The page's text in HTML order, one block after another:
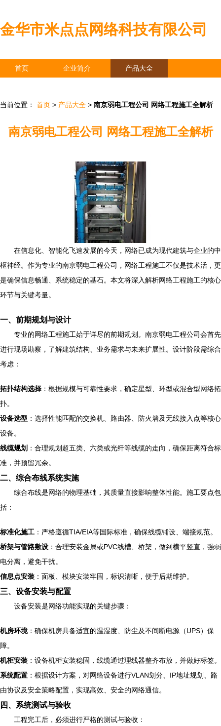
金华市米点点网络科技有限公司
首页 企业简介 产品大全
当前位置： 首页 > 产品大全 > 南京弱电工程公司 网络工程施工全解析
南京弱电工程公司 网络工程施工全解析
在信息化、智能化飞速发展的今天，网络已成为现代建筑与企业的中
枢神经。作为专业的南京弱电工程公司，网络工程施工不仅是技术活，更
是确保信息畅通、系统稳定的基石。本文将深入解析网络工程施工的核心
环节与关键考量。
一、前期规划与设计
专业的网络工程施工始于详尽的前期规划。南京弱电工程公司会首先
进行现场勘察，了解建筑结构、业务需求与未来扩展性。设计阶段需综合
考虑：
拓扑结构选择 ：根据规模与可靠性要求，确定星型、环型或混合型网络拓
扑。
设备选型 ：选择性能匹配的交换机、路由器、防火墙及无线接入点等核心
设备。
线缆规划 ：合理规划超五类、六类或光纤等线缆的走向，确保距离符合标
准，并预留冗余。
二、综合布线系统实施
综合布线是网络的物理基础，其质量直接影响整体性能。施工要点包
括：
标准化施工 ：严格遵循TIA/EIA等国际标准，确保线缆铺设、端接规范。
桥架与管路敷设 ：合理安装金属或PVC线槽、桥架，做到横平竖直，强弱
电分离，避免干扰。
信息点安装 ：面板、模块安装牢固，标识清晰，便于后期维护。
三、设备安装与配置
设备安装是网络功能实现的关键步骤：
机房环境：确保机房具备适宜的温湿度、防尘及不间断电源（UPS）保
障。
机柜安装 ：设备机柜安装稳固，线缆通过理线器整齐布放，并做好标签。
系统配置 ：根据设计方案，对网络设备进行VLAN划分、IP地址规划、路
由协议及安全策略配置，实现高效、安全的网络通信。
四、系统测试与验收
工程完工后，必须进行严格的测试与验收：